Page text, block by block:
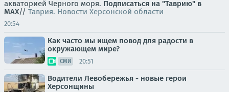
акваторией Черного моря. Подписаться на "Таврию" в
MAX// Таврия. Новости Херсонской области
20:54
Как часто мы ищем повод для радости в
окружающем мире?
СМИ 20:51
Водители Левобережья - новые герои
Херсонщины